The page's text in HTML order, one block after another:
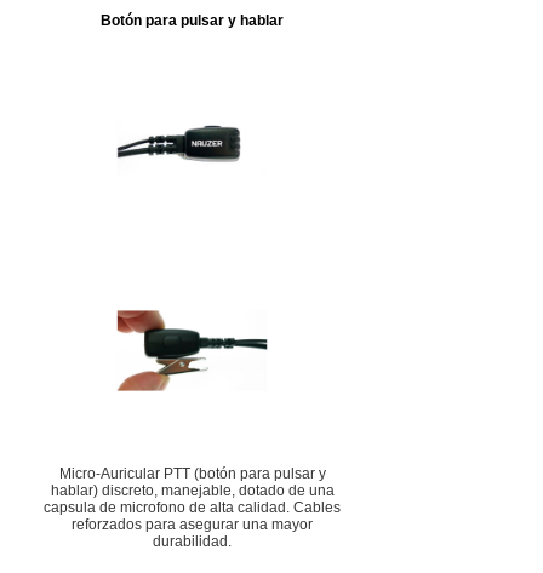
Botón para pulsar y hablar
Micro-Auricular PTT (botón para pulsar y
hablar) discreto, manejable, dotado de una
capsula de microfono de alta calidad. Cables
reforzados para asegurar una mayor
durabilidad.